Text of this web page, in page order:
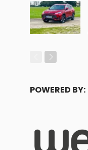
POWERED BY: